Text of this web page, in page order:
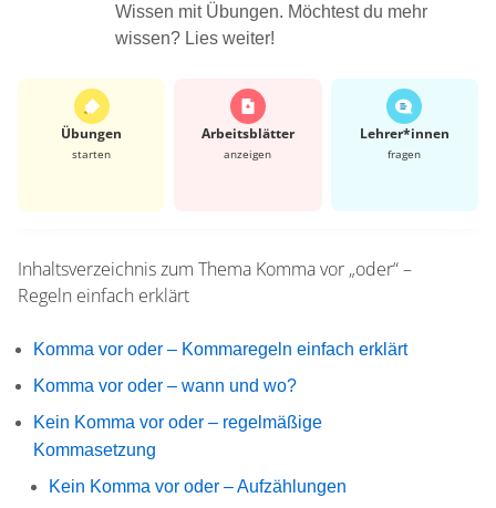
Wissen mit Übungen. Möchtest du mehr
wissen? Lies weiter!
Übungen
starten
Arbeits­blätter
anzeigen
Lehrer*​innen
fragen
Inhaltsverzeichnis zum Thema Komma vor „oder“ –
Regeln einfach erklärt
Komma vor oder – Kommaregeln einfach erklärt
Komma vor oder – wann und wo?
Kein Komma vor oder – regelmäßige
Kommasetzung
Kein Komma vor oder – Aufzählungen